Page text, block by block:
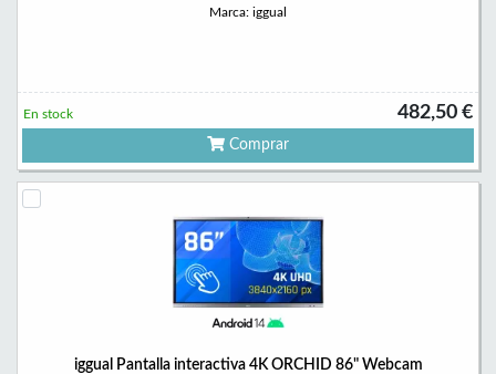
Marca: iggual
482,50 €
En stock
Comprar
iggual Pantalla interactiva 4K ORCHID 86" Webcam